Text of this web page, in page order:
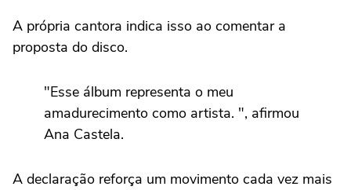
A própria cantora indica isso ao comentar a
proposta do disco.
"Esse álbum representa o meu
amadurecimento como artista. ", afirmou
Ana Castela.
A declaração reforça um movimento cada vez mais